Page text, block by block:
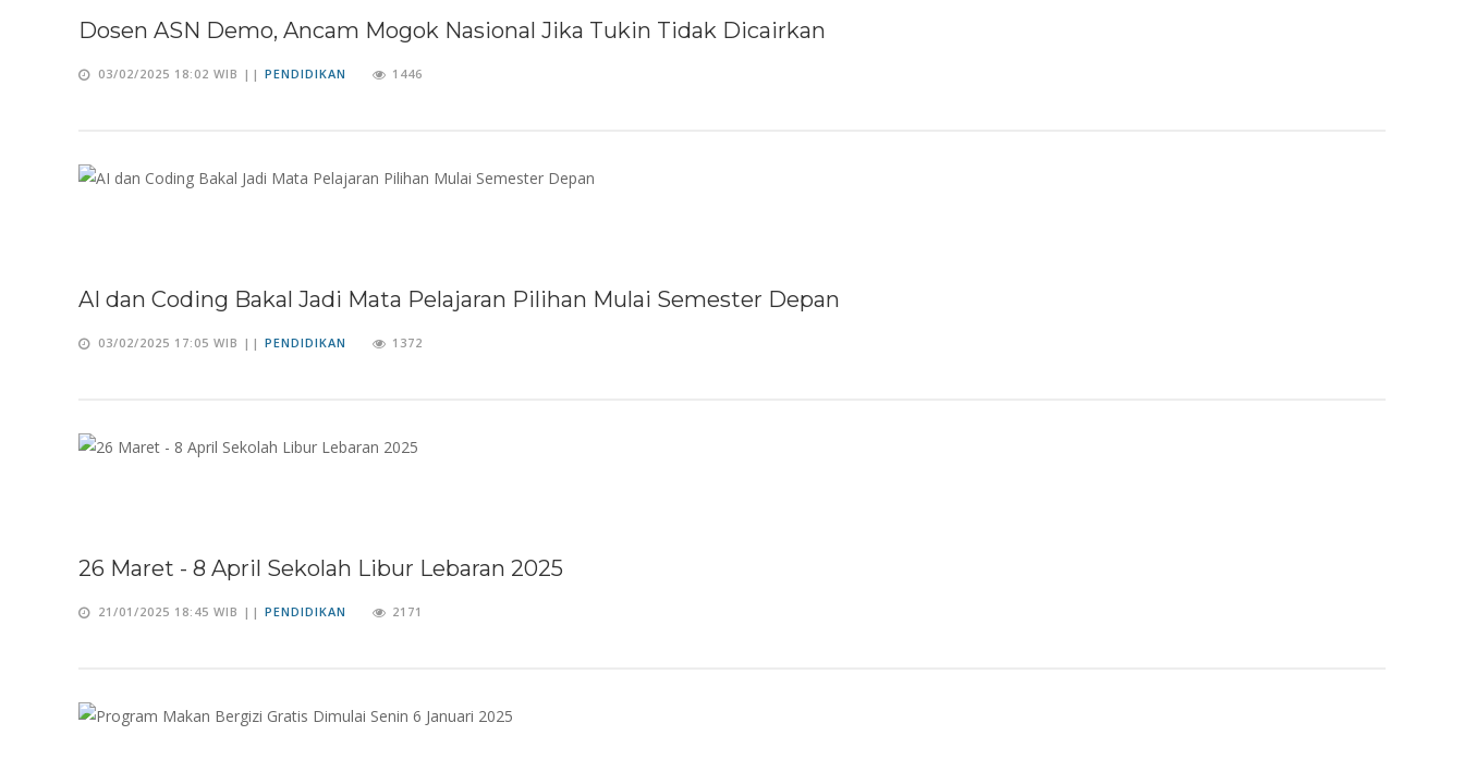
Dosen ASN Demo, Ancam Mogok Nasional Jika Tukin Tidak Dicairkan
03/02/2025 18:02 WIB || PENDIDIKAN 1446
AI dan Coding Bakal Jadi Mata Pelajaran Pilihan Mulai Semester Depan
03/02/2025 17:05 WIB || PENDIDIKAN 1372
26 Maret - 8 April Sekolah Libur Lebaran 2025
21/01/2025 18:45 WIB || PENDIDIKAN 2171